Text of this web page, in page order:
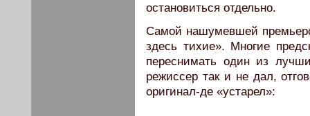
остановиться отдельно.
Самой нашумевшей
здесь тихие». Многие
переснимать один из
режиссер так и не дал,
оригинал-де «устарел»: